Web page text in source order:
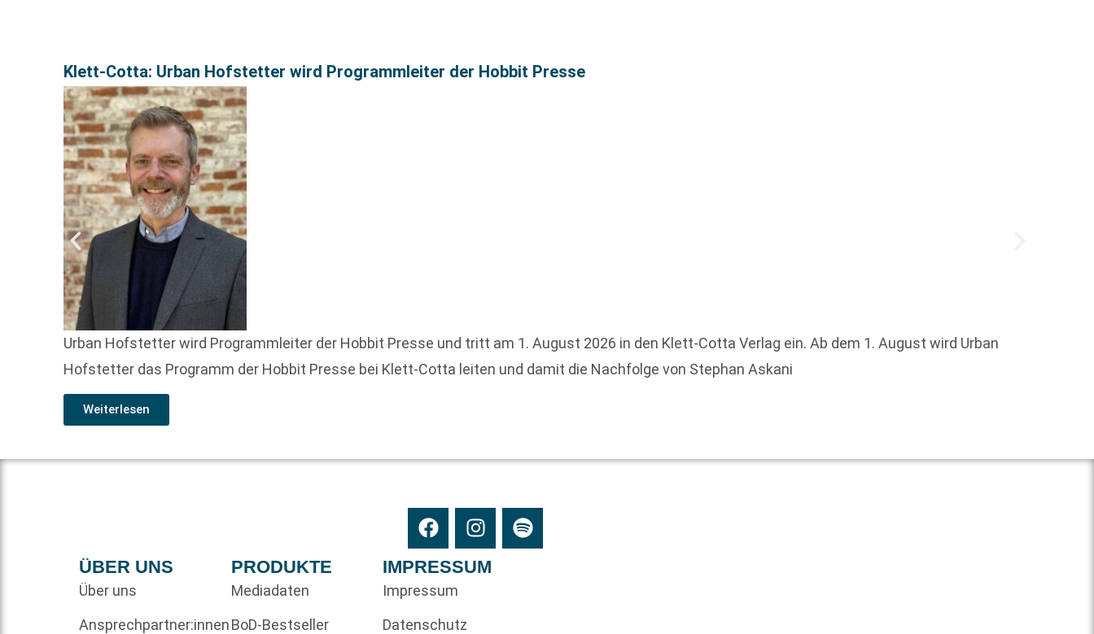
Klett-Cotta: Urban Hofstetter wird Programmleiter der Hobbit Presse
Urban Hofstetter wird Programmleiter der Hobbit Presse und tritt am 1. August 2026 in den Klett-Cotta Verlag ein. Ab dem 1. August wird Urban
Hofstetter das Programm der Hobbit Presse bei Klett-Cotta leiten und damit die Nachfolge von Stephan Askani
Weiterlesen
ÜBER UNS
Über uns
Ansprechpartner:innen
PRODUKTE
Mediadaten
BoD-Bestseller
IMPRESSUM
Impressum
Datenschutz